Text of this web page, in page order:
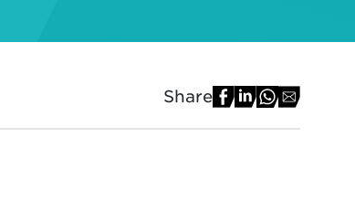
Share